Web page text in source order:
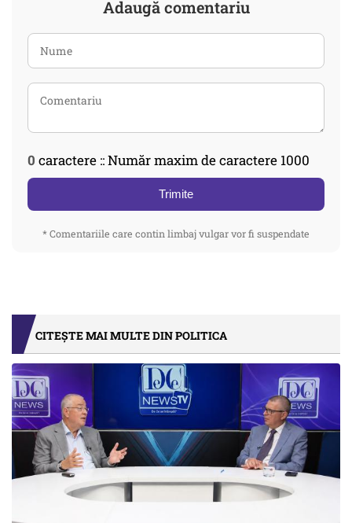
Adaugă comentariu
0 caractere :: Număr maxim de caractere 1000
Trimite
* Comentariile care contin limbaj vulgar vor fi suspendate
CITEȘTE MAI MULTE DIN POLITICA